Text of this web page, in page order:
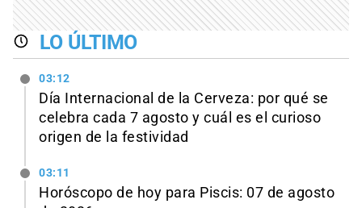
LO ÚLTIMO
03:12
Día Internacional de la Cerveza: por qué se
celebra cada 7 agosto y cuál es el curioso
origen de la festividad
03:11
Horóscopo de hoy para Piscis: 07 de agosto